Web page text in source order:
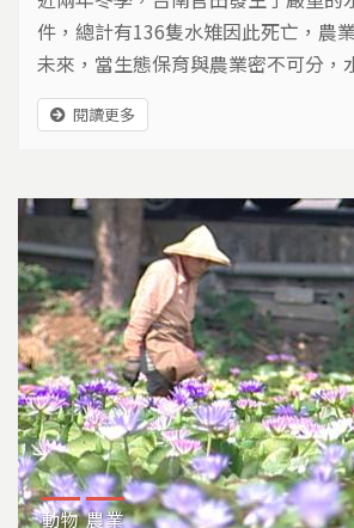
件，總計有136隻水雉因此死亡，農
未來，當生態保育與農業密不可分，
式，該由哪些元素共組？
閱讀更多
動物 農業